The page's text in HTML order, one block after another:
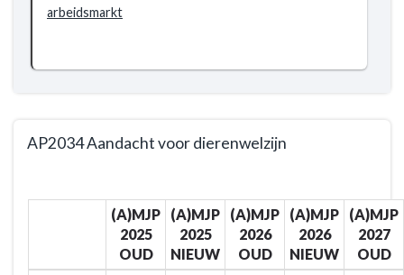
het
drempels
arbeidsmarkt
AP2034 Aandacht voor dierenwelzijn
naar
(A)MJP
2025
OUD
(A)MJP
2025
NIEUW
(A)MJP
2026
OUD
(A)MJP
2026
NIEUW
(A)MJP
2027
OUD